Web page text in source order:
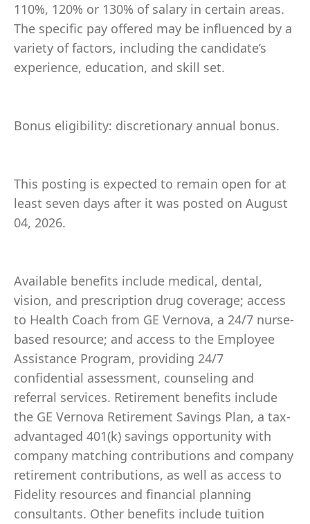
110%, 120% or 130% of salary in certain areas.
The specific pay offered may be influenced by a
variety of factors, including the candidate’s
experience, education, and skill set.
Bonus eligibility: discretionary annual bonus.
This posting is expected to remain open for at
least seven days after it was posted on August
04, 2026.
Available benefits include medical, dental,
vision, and prescription drug coverage; access
to Health Coach from GE Vernova, a 24/7 nurse-
based resource; and access to the Employee
Assistance Program, providing 24/7
confidential assessment, counseling and
referral services. Retirement benefits include
the GE Vernova Retirement Savings Plan, a tax-
advantaged 401(k) savings opportunity with
company matching contributions and company
retirement contributions, as well as access to
Fidelity resources and financial planning
consultants. Other benefits include tuition